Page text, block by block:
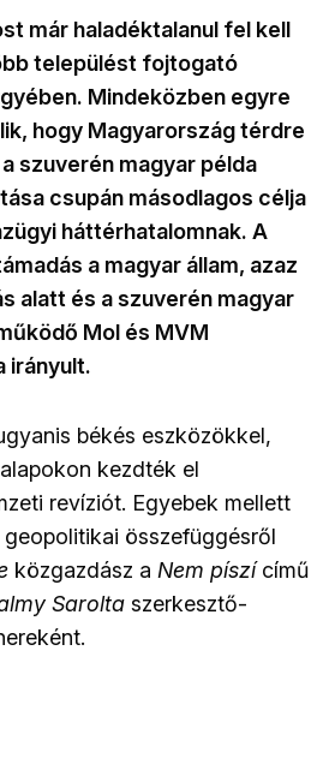
már haladéktalanul fel kell
települést fojtogató
Mindeközben egyre
hogy Magyarország térdre
szuverén magyar példa
csupán másodlagos célja
háttérhatalomnak. A
a magyar állam, azaz
alatt és a szuverén magyar
Mol és MVM
irányult.
békés eszközökkel,
kezdték el
revíziót. Egyebek mellett
összefüggésről
közgazdász a Nem píszícímű
Sarolta szerkesztő-